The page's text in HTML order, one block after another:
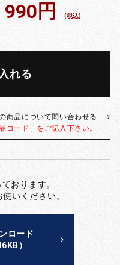
990円 (税込)
れる
商品について問い合わせる
コード」をご記入下さい。
おります。
いください。
ロード
）